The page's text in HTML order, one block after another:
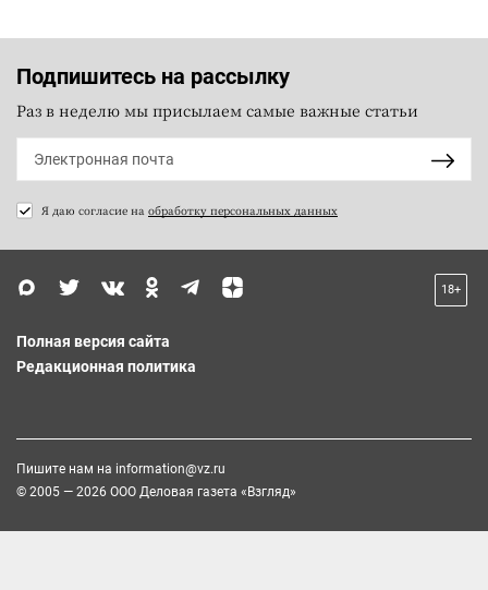
Подпишитесь на рассылку
Раз в неделю мы присылаем самые важные статьи
Я даю согласие на обработку персональных данных
18+
Полная версия сайта
Редакционная политика
Пишите нам на information@vz.ru
© 2005 — 2026 ООО Деловая газета «Взгляд»